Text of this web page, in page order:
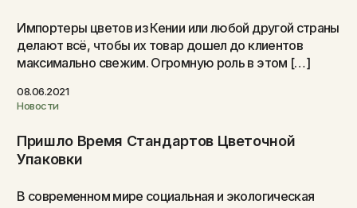
Импортеры цветов из Кении или любой другой страны
делают всё, чтобы их товар дошел до клиентов
максимально свежим. Огромную роль в этом […]
08.06.2021
Новости
Пришло Время Стандартов Цветочной
Упаковки
В современном мире социальная и экологическая